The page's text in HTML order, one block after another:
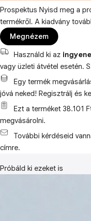
Prospektus Nyisd meg a
termékről. A kiadvány
Megnézem
Használd ki az
vagy üzleti átvétel esetén.
Egy termék
jóvá neked! Regisztrálj és
Ezt a terméket 38.101
megvásárolni.
További kérdéseid
címre.
Próbáld ki ezeket is